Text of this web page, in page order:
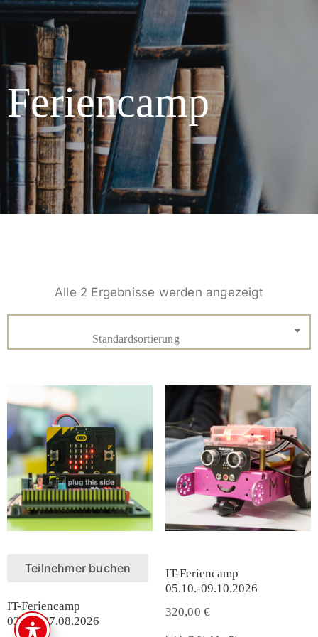
Feriencamp
Alle 2 Ergebnisse werden angezeigt
Standardsortierung
Teilnehmer buchen
IT-Feriencamp
03.08.-07.08.2026
IT-Feriencamp
05.10.-09.10.2026
320,00 €